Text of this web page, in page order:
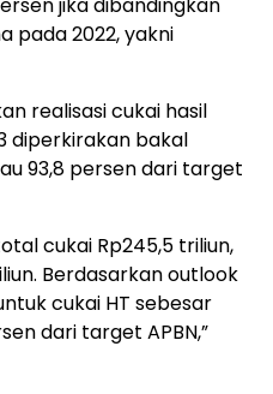
jika dibandingkan
pada 2022, yakni
realisasi cukai hasil
diperkirakan bakal
93,8 persen dari target
cukai Rp245,5 triliun,
Berdasarkan outlook
cukai HT sebesar
dari target APBN,”